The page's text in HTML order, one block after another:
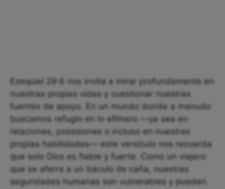
Ezequiel 29:6 nos invita a mirar profundamente en
nuestras propias vidas y cuestionar nuestras
fuentes de apoyo. En un mundo donde a menudo
buscamos refugio en lo efímero —ya sea en
relaciones, posesiones o incluso en nuestras
propias habilidades— este versículo nos recuerda
que solo Dios es fiable y fuerte. Como un viajero
que se aferra a un báculo de caña, nuestras
seguridades humanas son vulnerables y pueden